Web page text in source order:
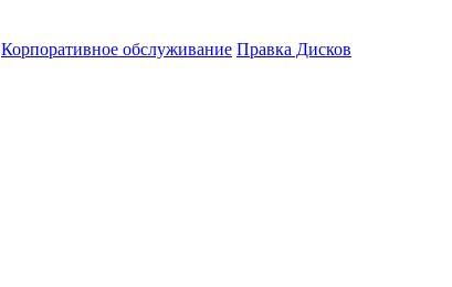
Корпоративное обслуживание Правка Дисков